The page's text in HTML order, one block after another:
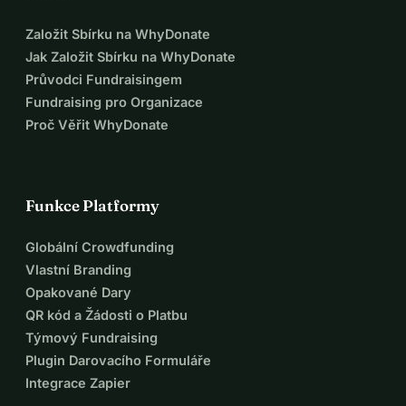
Založit Sbírku na WhyDonate
Jak Založit Sbírku na WhyDonate
Průvodci Fundraisingem
Fundraising pro Organizace
Proč Věřit WhyDonate
Funkce Platformy
Globální Crowdfunding
Vlastní Branding
Opakované Dary
QR kód a Žádosti o Platbu
Týmový Fundraising
Plugin Darovacího Formuláře
Integrace Zapier